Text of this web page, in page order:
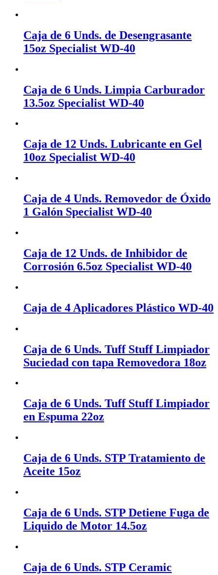
Caja de 6 Unds. de Desengrasante
15oz Specialist WD-40
Caja de 6 Unds. Limpia Carburador
13.5oz Specialist WD-40
Caja de 12 Unds. Lubricante en Gel
10oz Specialist WD-40
Caja de 4 Unds. Removedor de Óxido
1 Galón Specialist WD-40
Caja de 12 Unds. de Inhibidor de
Corrosión 6.5oz Specialist WD-40
Caja de 4 Aplicadores Plástico WD-40
Caja de 6 Unds. Tuff Stuff Limpiador
Suciedad con tapa Removedora 18oz
Caja de 6 Unds. Tuff Stuff Limpiador
en Espuma 22oz
Caja de 6 Unds. STP Tratamiento de
Aceite 15oz
Caja de 6 Unds. STP Detiene Fuga de
Liquido de Motor 14.5oz
Caja de 6 Unds. STP Ceramic